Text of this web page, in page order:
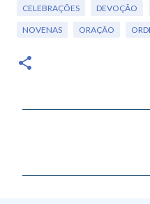
CELEBRAÇÕES DEVOÇÃO
NOVENAS ORAÇÃO